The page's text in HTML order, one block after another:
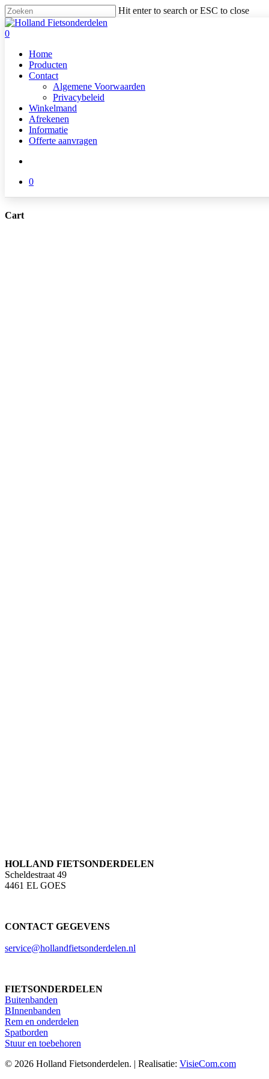
Skip
to
main
Hit enter to search or ESC to close
Close
Search
search
0
Home
Producten
Contact
Algemene Voorwaarden
Privacybeleid
Winkelmand
Afrekenen
Informatie
Offerte aanvragen
0
Cart
HOLLAND FIETSONDERDELEN
Scheldestraat 49
4461 EL GOES
CONTACT GEGEVENS
service@hollandfietsonderdelen.nl
FIETSONDERDELEN
Buitenbanden
BInnenbanden
Rem en onderdelen
Spatborden
Stuur en toebehoren
© 2026 Holland Fietsonderdelen. | Realisatie: VisieCom.com